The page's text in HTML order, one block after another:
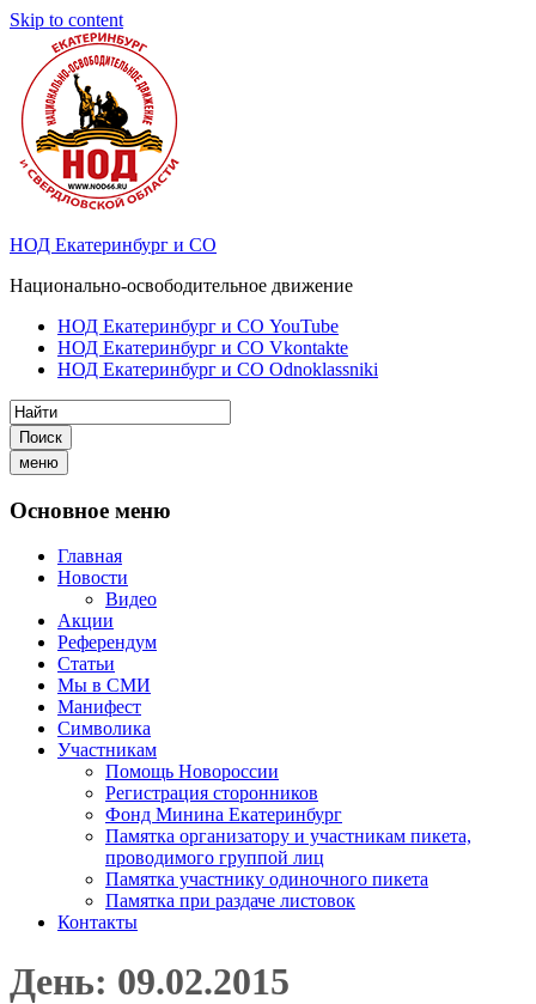
Skip to content
НОД Екатеринбург и СО
Национально-освободительное движение
НОД Екатеринбург и СО YouTube
НОД Екатеринбург и СО Vkontakte
НОД Екатеринбург и СО Odnoklassniki
Поиск
меню
Основное меню
Главная
Новости
Видео
Акции
Референдум
Статьи
Мы в СМИ
Манифест
Символика
Участникам
Помощь Новороссии
Регистрация сторонников
Фонд Минина Екатеринбург
Памятка организатору и участникам пикета,
проводимого группой лиц
Памятка участнику одиночного пикета
Памятка при раздаче листовок
Контакты
День: 09.02.2015